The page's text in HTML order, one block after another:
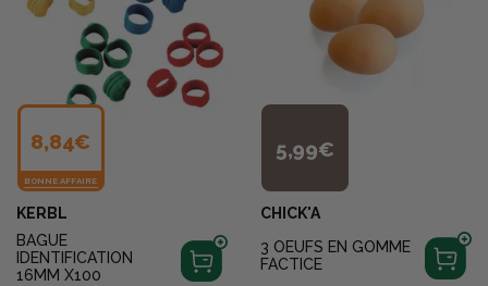
8,84€
BONNE AFFAIRE
KERBL
BAGUE
IDENTIFICATION
16MM X100
5,99€
CHICK'A
3 OEUFS EN GOMME
FACTICE